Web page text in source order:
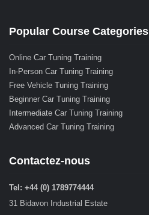
Popular Course Categories
Online Car Tuning Training
In-Person Car Tuning Training
Free Vehicle Tuning Training
Beginner Car Tuning Training
Intermediate Car Tuning Training
Advanced Car Tuning Training
Contactez-nous
Tel: +44 (0) 1789774444
31 Bidavon Industrial Estate